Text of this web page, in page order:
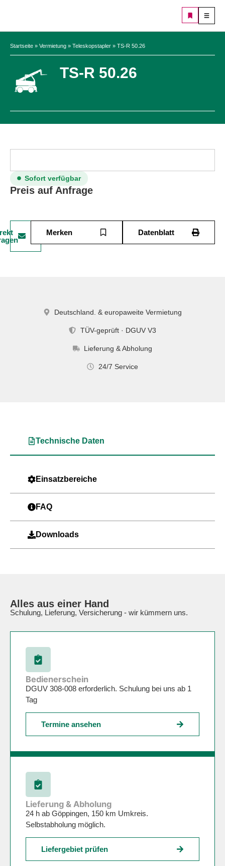
Startseite » Vermietung » Teleskopstapler » TS-R 50.26
TS-R 50.26
Sofort verfügbar
Preis auf Anfrage
Merken Datenblatt
Deutschland. & europaweite Vermietung
TÜV-geprüft · DGUV V3
Lieferung & Abholung
24/7 Service
Technische Daten
Einsatzbereiche
FAQ
Downloads
Alles aus einer Hand
Schulung, Lieferung, Versicherung - wir kümmern uns.
Bedienerschein
DGUV 308-008 erforderlich. Schulung bei uns ab 1
Tag
Termine ansehen
Lieferung & Abholung
24 h ab Göppingen, 150 km Umkreis.
Selbstabholung möglich.
Liefergebiet prüfen